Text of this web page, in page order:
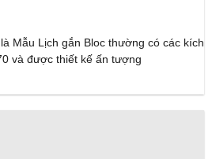
Mẫu Lịch gắn Bloc thường có các kích
và được thiết kế ấn tượng